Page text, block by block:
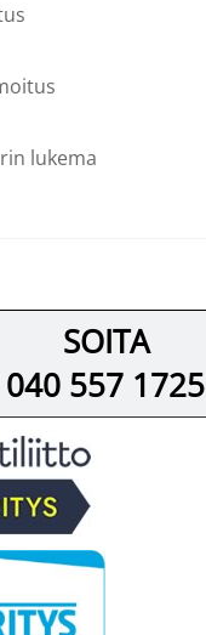
lukema
SOITA
040 557 1725